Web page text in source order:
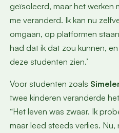
geïsoleerd, maar het werken
me veranderd. Ik kan nu
omgaan, op platformen
had dat ik dat zou kunnen,
deze studenten zien.’
Voor studenten zoals
twee kinderen veranderde
“Het leven was zwaar. Ik
maar leed steeds verlies. Nu,